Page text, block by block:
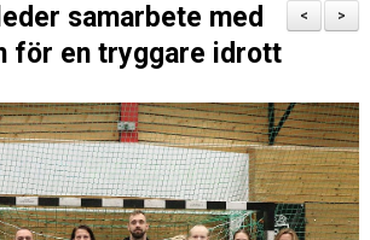
>
<
samarbete med
för en tryggare idrott